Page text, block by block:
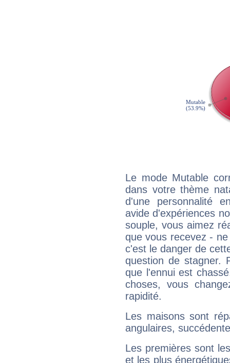
Le mode Mutable
dans votre thème
d'une personnalité
avide d'expériences
souple, vous aimez
que vous recevez -
c'est le danger de
question de stagner.
que l'ennui est
choses, vous
rapidité.
Les maisons sont
angulaires,
Les premières sont
et les plus